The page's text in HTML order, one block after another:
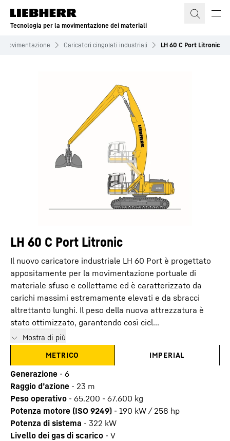
Tecnologia per la movimentazione dei materiali
movimentazione Caricatori cingolati industriali LH 60 C Port Litronic
LH 60 C Port Litronic
Il nuovo caricatore industriale LH 60 Port è progettato
appositamente per la movimentazione portuale di
materiale sfuso e collettame ed è caratterizzato da
carichi massimi estremamente elevati e da sbracci
altrettanto lunghi. Il peso della nuova attrezzatura è
stato ottimizzato, garantendo così cicl...
Mostra di più
METRICO
IMPERIAL
Generazione - 6
Raggio d’azione - 23 m
Peso operativo - 65.200 - 67.600 kg
Potenza motore (ISO 9249) - 190 kW / 258 hp
Potenza di sistema - 322 kW
Livello dei gas di scarico - V